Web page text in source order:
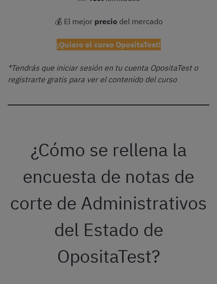
💰 El mejor preciodel mercado
¡Quiero el curso OpositaTest!
*Tendrás que iniciar sesión en tu cuenta OpositaTest o
registrarte gratis para ver el contenido del curso
¿Cómo se rellena la
encuesta de notas de
corte de Administrativos
del Estado de
OpositaTest?